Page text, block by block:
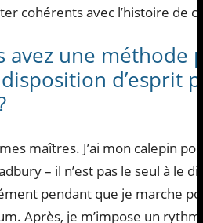
cohérents avec l’histoire de
avez une
d’esprit
mes maîtres. J’ai mon calepin
– il n’est pas le seul à le
pendant que je marche
Après, je m’impose un